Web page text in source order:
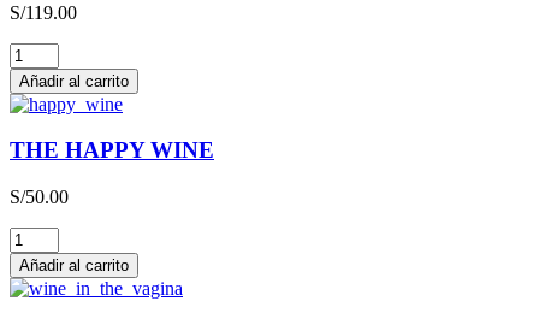
S/119.00
MISS
SCHMITT
LIEBFRAUMILCH
QBA
CAJA
x
cantidad
Añadir al carrito
THE HAPPY WINE
S/50.00
THE
HAPPY
WINE
cantidad
Añadir al carrito